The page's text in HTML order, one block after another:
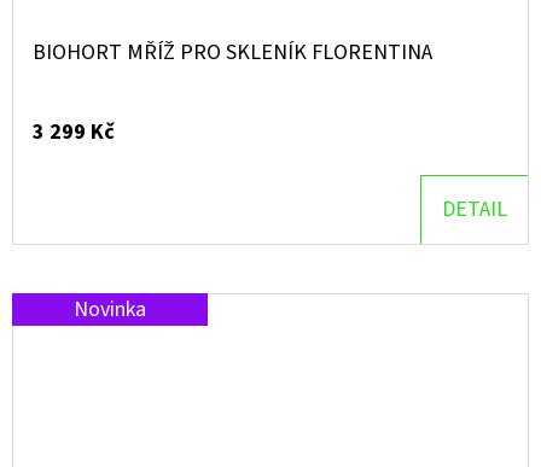
BIOHORT MŘÍŽ PRO SKLENÍK FLORENTINA
3 299 Kč
DETAIL
Novinka